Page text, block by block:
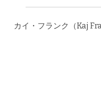
カイ・フランク（Kaj